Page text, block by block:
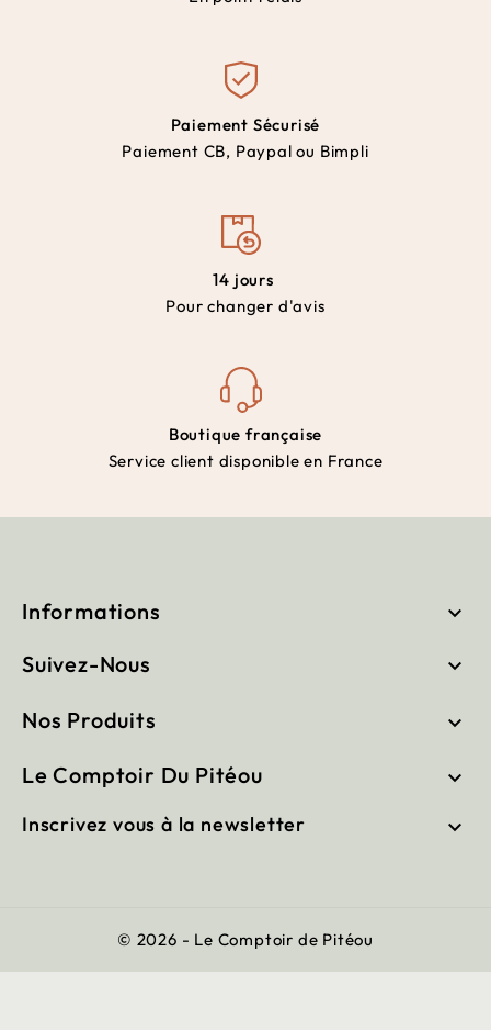
Paiement Sécurisé
Paiement CB, Paypal ou Bimpli
14 jours
Pour changer d'avis
Boutique française
Service client disponible en France
Informations 
Suivez-Nous 
Nos Produits 
Le Comptoir Du Pitéou 
Inscrivez vous à la newsletter 
© 2026 - Le Comptoir de Pitéou